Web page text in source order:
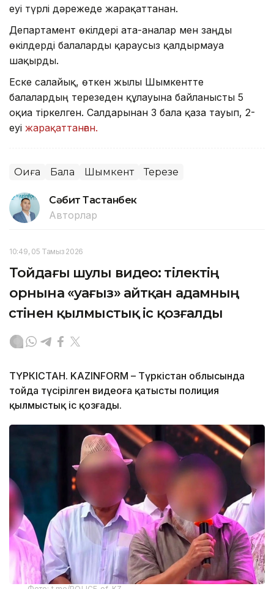
еуі түрлі дәрежеде жарақаттанған.
Департамент өкілдері ата-аналар мен заңды
өкілдерді балаларды қараусыз қалдырмауға
шақырды.
Еске салайық, өткен жылы Шымкентте
балалардың терезеден құлауына байланысты 5
оқиға тіркелген. Салдарынан 3 бала қаза тауып, 2-
еуі жарақаттанған.
Оқиға Бала Шымкент Терезе
Сәбит Тастанбек
Авторлар
10:49, 05 Тамыз 2026
Тойдағы шулы видео: тілектің
орнына «уағыз» айтқан адамның
үстінен қылмыстық іс қозғалды
ТҮРКІСТАН. KAZINFORM – Түркістан облысында
тойда түсірілген видеоға қатысты полиция
қылмыстық іс қозғады.